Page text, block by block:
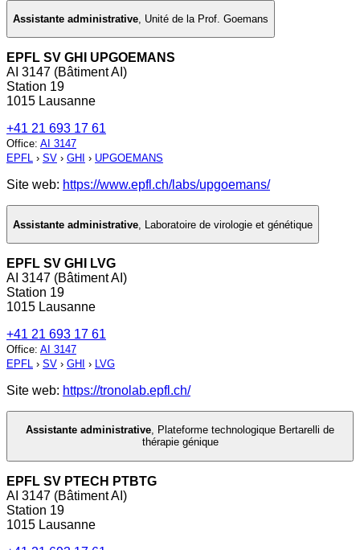
Assistante administrative, Unité de la Prof. Goemans
EPFL SV GHI UPGOEMANS
AI 3147 (Bâtiment AI)
Station 19
1015 Lausanne
+41 21 693 17 61
Office: AI 3147
EPFL › SV › GHI › UPGOEMANS
Site web: https://www.epfl.ch/labs/upgoemans/
Assistante administrative Laboratoire de virologie et génétique
EPFL SV GHI LVG
AI 3147 (Bâtiment AI)
Station 19
1015 Lausanne
+41 21 693 17 61
Office: AI 3147
EPFL › SV › GHI › LVG
Site web: https://tronolab.epfl.ch/
Assistante administrative, Plateforme technologique Bertarelli de
thérapie génique
EPFL SV PTECH PTBTG
AI 3147 (Bâtiment AI)
Station 19
1015 Lausanne